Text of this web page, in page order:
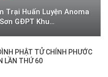
Trại Huấn Luyện Anoma
GĐPT Khu…
PHẬT TỬ CHÍNH PHƯỚC
LẦN THỨ 60